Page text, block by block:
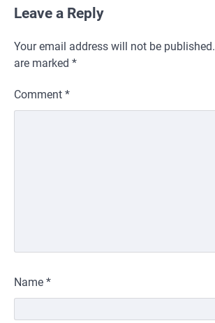
Leave a Reply
Your email address will not be published.
are marked *
Comment *
Name *